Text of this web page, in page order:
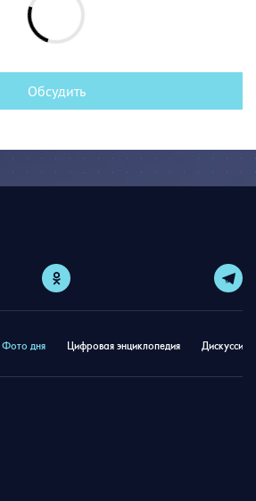
Обсудить
Фото дня Цифровая энциклопедия